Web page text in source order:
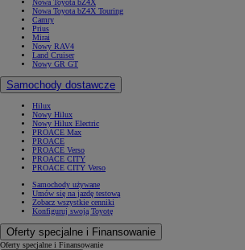
Nowa Toyota bZ4X
Nowa Toyota bZ4X Touring
Camry
Prius
Mirai
Nowy RAV4
Land Cruiser
Nowy GR GT
Samochody dostawcze
Hilux
Nowy Hilux
Nowy Hilux Electric
PROACE Max
PROACE
PROACE Verso
PROACE CITY
PROACE CITY Verso
Samochody używane
Umów się na jazdę testową
Zobacz wszystkie cenniki
Konfiguruj swoją Toyotę
Oferty specjalne i Finansowanie
Oferty specjalne i Finansowanie